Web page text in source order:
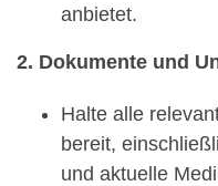
anbietet.
2. Dokumente und
Halte alle
bereit,
und aktuelle